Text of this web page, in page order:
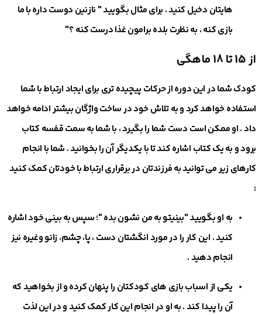
هایتان دخیل کنید . برای مثال بگویید " نازنین دوست داره با ما
بازی کنه . به نظرت بلده برامون غذا درست کنه ؟"
از 15 تا 18 ماهگی
کودک شما در این دوره از حرکات پیچیده تری برای ایجاد ارتباط با شما
استفاده خواهد کرد و به تلاش خود در ساخت واژگان بیشتر ادامه خواهد
داد . او ممکن است دست شما را بگیرد ، با شما به سمت قفسه کتاب
برود و به یک کتاب اشاره کند تا با یکدیگر آن را بخوانید . شما با انجام
کارهای زیر می ‎توانید به فرزندتان در برقراری ارتباط با خودتان کمک کنید
:
به او بگویید "بینیتو به من نشون بده "؛ سپس به بینی خود اشاره
کنید . این کار را در مورد انگشتان دست ، پا، چشم، زانو وغیره نیز
انجام دهید .
یکی از اسباب بازی های کودکتان را پنهان کرده و از بخواهید که
آن را پیدا کند . به او در انجام این کار کمک کنید و در این لذت